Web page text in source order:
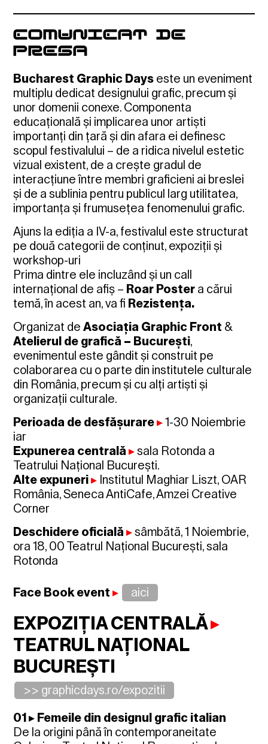
COMUNICAT DE
PRESA
Bucharest Graphic Days este un eveniment
multiplu dedicat designului grafic, precum și
unor domenii conexe. Componenta
educațională și implicarea unor artiști
importanți din țară și din afara ei definesc
scopul festivalului – de a ridica nivelul estetic
vizual existent, de a crește gradul de
interacțiune între membri graficieni ai breslei
și de a sublinia pentru publicul larg utilitatea,
importanța și frumusețea fenomenului grafic.
Ajuns la ediția a IV-a, festivalul este structurat
pe două categorii de conținut, expoziții și
workshop-uri
Prima dintre ele incluzând și un call
internațional de afiș – Roar Poster a cărui
temă, în acest an, va fi Rezistența.
Organizat deAsociația Graphic Front &
Atelierul de grafică – București,
evenimentul este gândit și construit pe
colaborarea cu o parte din institutele culturale
din România, precum și cu alți artiști și
organizații culturale.
Perioada de desfășurare▸1-30 Noiembrie
iar
Expunerea centrală▸sala Rotonda a
Teatrului Național București.
Alte expuneri▸ Institutul Maghiar Liszt, OAR
România, Seneca AntiCafe, Amzei Creative
Corner
Deschidere oficială ▸sâmbătă, 1 Noiembrie,
ora 18, 00 Teatrul Național București, sala
Rotonda
Face Book event ▸ aici
EXPOZIȚIA CENTRALĂ▸
TEATRUL NAȚIONAL
BUCUREȘTI
>> graphicdays.ro/expozitii
01 ▸ Femeile din designul grafic italian
De la origini până în contemporaneitate